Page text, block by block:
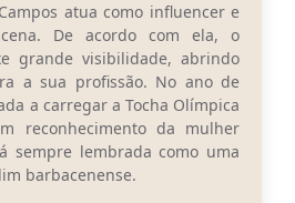
atua como influencer e
De acordo com ela, o
grande visibilidade, abrindo
a sua profissão. No ano de
a carregar a Tocha Olímpica
reconhecimento da mulher
sempre lembrada como uma
barbacenense.